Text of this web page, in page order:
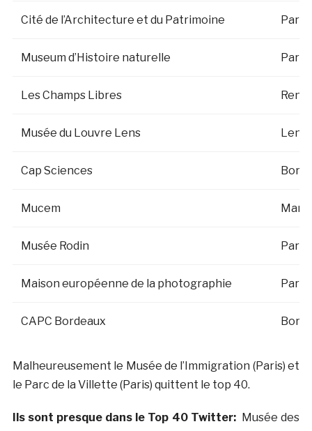
Cité de l’Architecture et du Patrimoine Paris
Museum d’Histoire naturelle Paris
Les Champs Libres
Musée du Louvre Lens Lens
Cap Sciences
Mucem
Musée Rodin Paris
Maison européenne de la photographie Paris
CAPC Bordeaux
Malheureusement le Musée de l’Immigration (Paris) et
le Parc de la Villette (Paris) quittent le top 40.
Ils sont presque dans le Top 40 Twitter:Musée des